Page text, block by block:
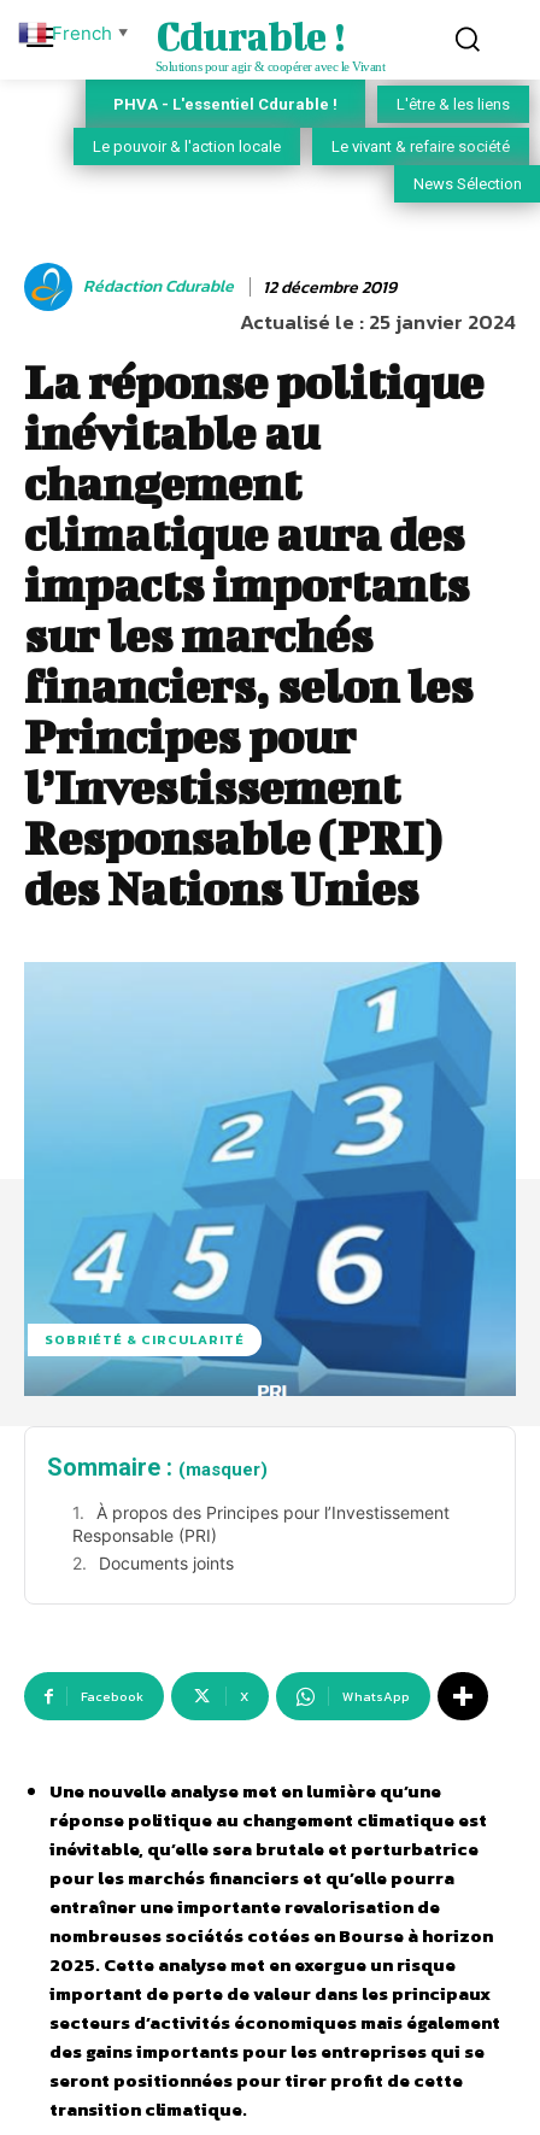
Cdurable !
Solutions pour agir & coopérer avec le Vivant
PHVA - L'essentiel Cdurable ! L'être & les liens
Le pouvoir & l'action locale Le vivant & refaire société
News Sélection
Rédaction Cdurable 12 décembre 2019
Actualisé le :25 janvier 2024
La réponse politique
inévitable au
changement
climatique aura des
impacts importants
sur les marchés
financiers, selon les
Principes pour
l’Investissement
Responsable (PRI)
des Nations Unies
SOBRIÉTÉ & CIRCULARITÉ
Sommaire : (masquer)
À propos des Principes pour l’Investissement
Responsable (PRI)
Documents joints
Facebook X WhatsApp
Une nouvelle analyse met en lumière qu’une
réponse politique au changement climatique est
inévitable, qu’elle sera brutale et perturbatrice
pour les marchés financiers et qu’elle pourra
entraîner une importante revalorisation de
nombreuses sociétés cotées en Bourse à horizon
2025. Cette analyse met en exergue un risque
important de perte de valeur dans les principaux
secteurs d’activités économiques mais également
des gains importants pour les entreprises qui se
seront positionnées pour tirer profit de cette
transition climatique.
French ▼